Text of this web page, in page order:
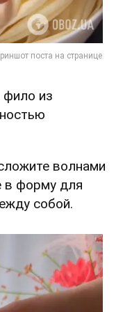
фило из
волнами
в форму для
собой.